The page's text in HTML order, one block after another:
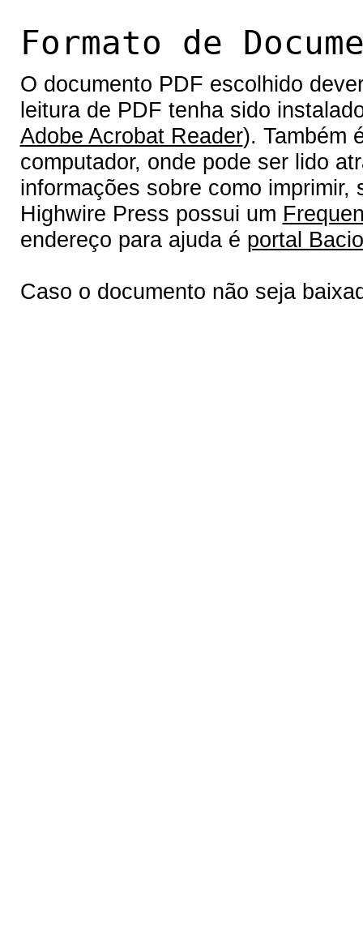
Formato de
O documento PDF escolhido
leitura de PDF tenha sido
Adobe Acrobat Reader). Também
computador, onde pode ser lido
informações sobre como
Highwire Press possui um
endereço para ajuda é portal
Caso o documento não seja